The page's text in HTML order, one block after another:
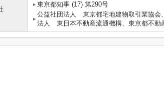
東京都知事 (17) 第290号
公益社団法人 東京都宅地建物取引業協会
法人 東日本不動産流通機構、東京都不動